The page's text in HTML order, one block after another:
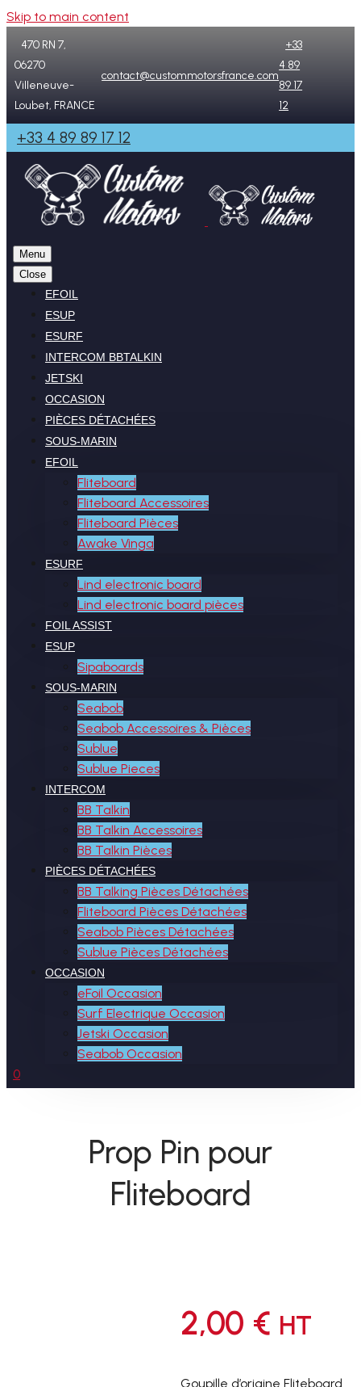
Skip to main content
470 RN 7,
06270
Villeneuve-
Loubet, FRANCE
contact@custommotorsfrance.com
+33
4 89
89 17
12
+33 4 89 89 17 12
Menu
Close
EFOIL
ESUP
ESURF
INTERCOM BBTALKIN
JETSKI
OCCASION
PIÈCES DÉTACHÉES
SOUS-MARIN
EFOIL
Fliteboard
Fliteboard Accessoires
Fliteboard Pièces
Awake Vinga
ESURF
Lind electronic board
Lind electronic board pièces
FOIL ASSIST
ESUP
Sipaboards
SOUS-MARIN
Seabob
Seabob Accessoires & Pièces
Sublue
Sublue Pieces
INTERCOM
BB Talkin
BB Talkin Accessoires
BB Talkin Pièces
PIÈCES DÉTACHÉES
BB Talking Pièces Détachées
Fliteboard Pièces Détachées
Seabob Pièces Détachées
Sublue Pièces Détachées
OCCASION
eFoil Occasion
Surf Electrique Occasion
Jetski Occasion
Seabob Occasion
0
Prop Pin pour
Fliteboard
2,00 € HT
Goupille d’origine Fliteboard